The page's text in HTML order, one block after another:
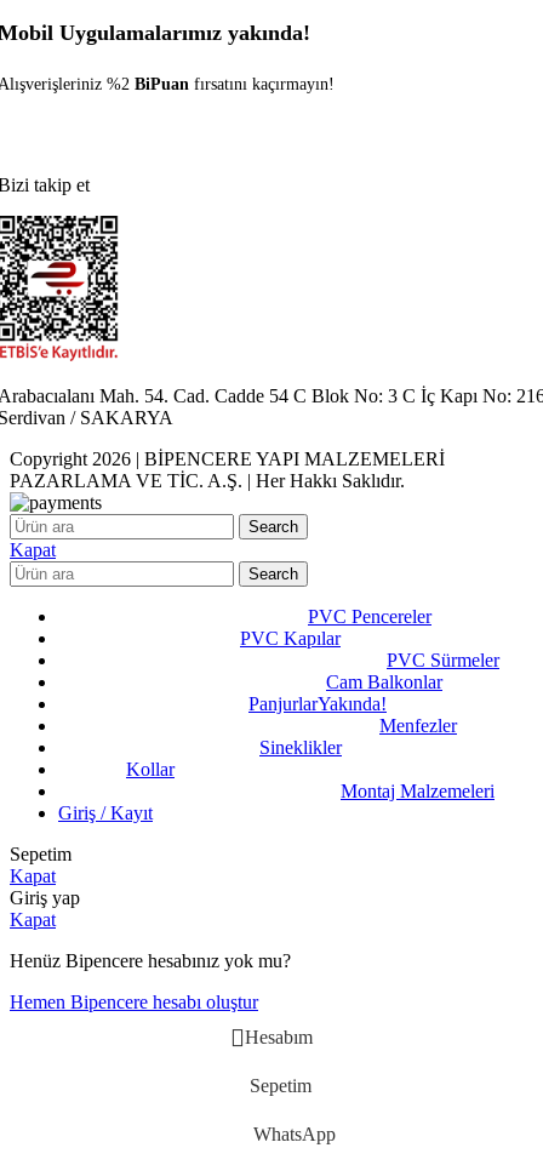
Uygulamalarımız yakında!
%2 BiPuan fırsatını kaçırmayın!
takip et
Mah. 54. Cad. Cadde 54 C Blok No: 3 C İç Kapı No:
/ SAKARYA
Copyright 2026 | BİPENCERE YAPI MALZEMELERİ
PAZARLAMA VE TİC. A.Ş. | Her Hakkı Saklıdır.
Search
Kapat
Search
PVC Pencereler
PVC Kapılar
PVC Sürmeler
Cam Balkonlar
PanjurlarYakında!
Menfezler
Sineklikler
Kollar
Montaj Malzemeleri
Giriş / Kayıt
Sepetim
Kapat
Giriş yap
Kapat
Henüz Bipencere hesabınız yok mu?
Hemen Bipencere hesabı oluştur
Hesabım
Sepetim
WhatsApp